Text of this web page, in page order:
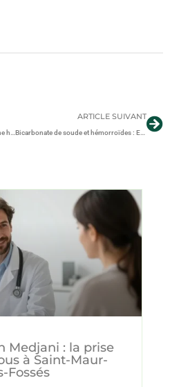
Tout savoir : peut-on travailler avec une hernie discale cervicale ?
ARTICLE SUIVANT
Bicarbonate de soude et hémorroïdes : Est-ce efficace ?
Medjani : la prise
à Saint-Maur-
Fossés